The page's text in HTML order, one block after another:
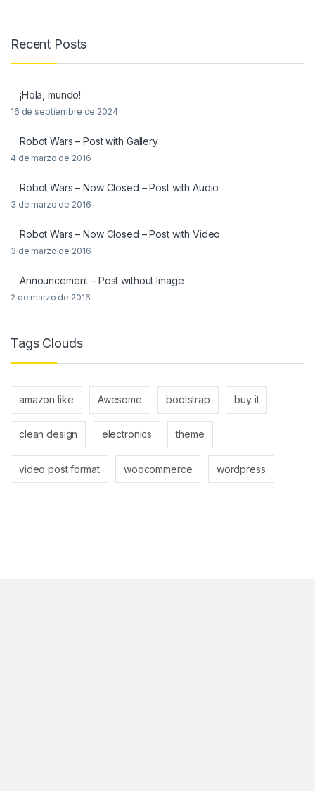
Recent Posts
¡Hola, mundo!
16 de septiembre de 2024
Robot Wars – Post with Gallery
4 de marzo de 2016
Robot Wars – Now Closed – Post with Audio
3 de marzo de 2016
Robot Wars – Now Closed – Post with Video
3 de marzo de 2016
Announcement – Post without Image
2 de marzo de 2016
Tags Clouds
amazon like Awesome bootstrap buy it
clean design electronics theme
video post format woocommerce wordpress